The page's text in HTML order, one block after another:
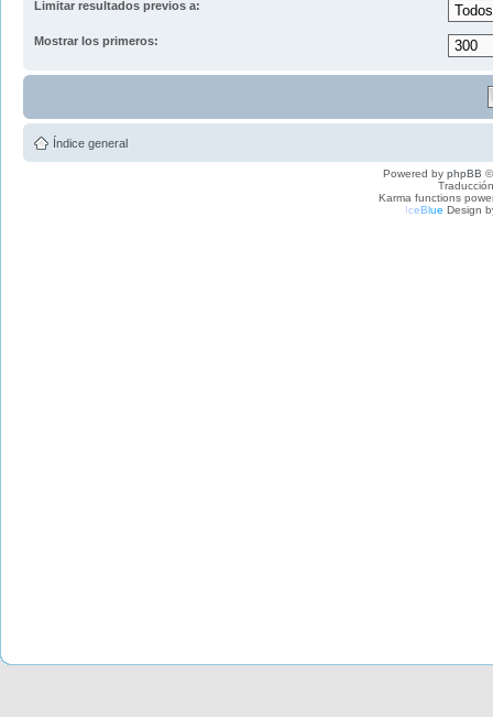
Limitar resultados previos a:
Mostrar los primeros:
Índice general
Powered by phpBB
Karma functions
IceBlue Design